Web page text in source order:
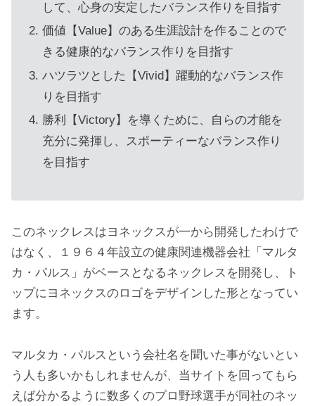
して、心身の安定したバランス作りを目指す
価値【Value】のある生涯設計を作ることので
きる健康的なバランス作りを目指す
ハツラツとした【Vivid】躍動的なバランス作
りを目指す
勝利【Victory】を導くために、自らの才能を
充分に発揮し、スポーティーなバランス作り
を目指す
このネックレスはヨネックスが一から開発したわけで
はなく、１９６４年設立の健康関連機器会社「マルタ
カ・パルス」がベースとなるネックレスを開発し、ト
ップにヨネックスのロゴをデザインした形となってい
ます。
マルタカ・パルスという会社名を聞いた事がないとい
う人も多いかもしれませんが、当サイトを回ってもら
えば分かるように数多くのプロ野球選手が同社のネッ